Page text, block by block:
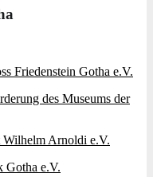
Friedenstein Gotha e.V.
des Museums der
Wilhelm Arnoldi e.V.
Gotha e.V.